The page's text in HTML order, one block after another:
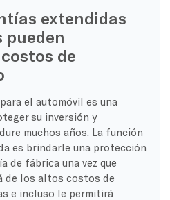
extendidas
pueden
de
el automóvil es una
su inversión y
muchos años. La función
es brindarle una protección
de fábrica una vez que
de los altos costos de
e incluso le permitirá